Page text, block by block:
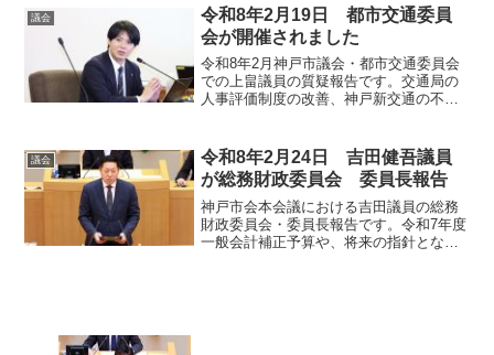
料開放など、文化とスポーツを通じた市
民サービス向上に関する議論の要点をご
確認いただけます。
議会
令和8年2月19日 都市交通委員
会が開催されました
令和8年2月神戸市議会・都市交通委員会
での上畠議員の質疑報告です。交通局の
人事評価制度の改善、神戸新交通の不祥
化と国への働きかけなど、安全・安心な
市民生活を守るための議論をまとめまし
た。
議会
令和8年2月24日 吉田健吾議員
が総務財政委員会 委員長報告
神戸市会本会議における吉田議員の総務
財政委員会・委員長報告です。令和7年度
一般会計補正予算や、将来の指針となる